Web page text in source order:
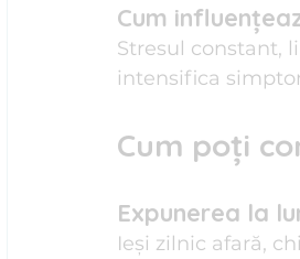
Cum
Stresul constant,
intensifica
Cum poți
Expunerea la
Ieși zilnic afară,